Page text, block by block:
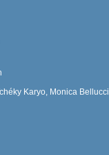
Karyo, Monica Bellucci